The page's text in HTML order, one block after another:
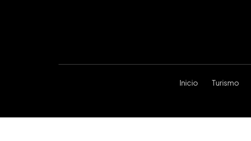
Inicio Turismo